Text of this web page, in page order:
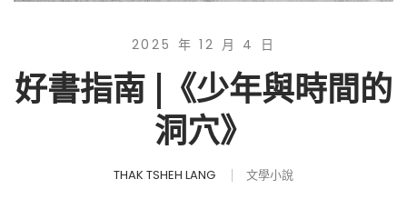
2025 年 12 月 4 日
好書指南 |《少年與時間的
洞穴》
THAK TSHEH LANG 文學小說